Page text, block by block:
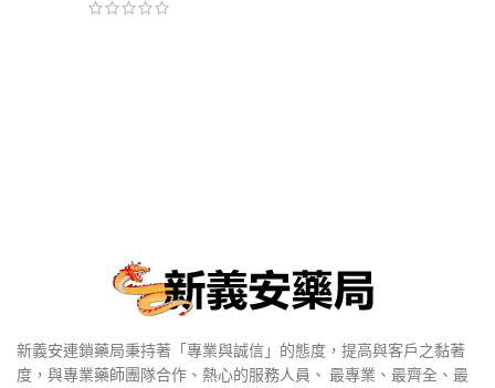
新義安連鎖藥局秉持著「專業與誠信」的態度，提高與客戶之黏著
度，與專業藥師團隊合作、熱心的服務人員、 最專業、最齊全、最